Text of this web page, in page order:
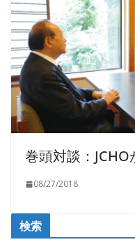
巻頭対談：
08/27/2018
検索